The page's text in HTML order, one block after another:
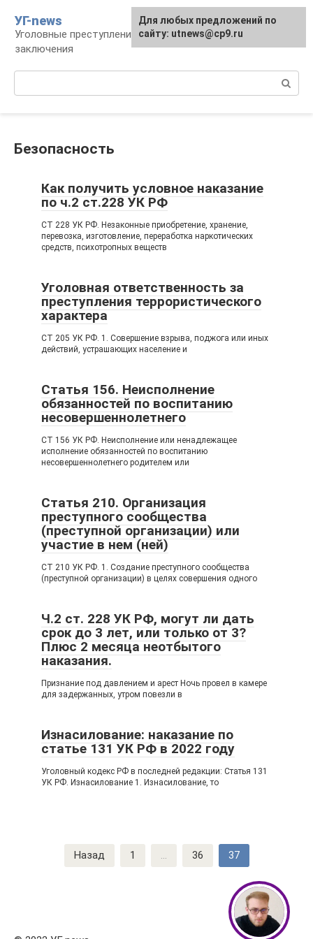
контенту
УГ-news
Уголовные преступления, наказания, места
заключения
Безопасность
Как получить условное наказание
по ч.2 ст.228 УК РФ
СТ 228 УК РФ. Незаконные приобретение, хранение,
перевозка, изготовление, переработка наркотических
средств, психотропных веществ
Уголовная ответственность за
преступления террористического
характера
СТ 205 УК РФ. 1. Совершение взрыва, поджога или иных
действий, устрашающих население и
Статья 156. Неисполнение
обязанностей по воспитанию
несовершеннолетнего
СТ 156 УК РФ. Неисполнение или ненадлежащее
исполнение обязанностей по воспитанию
несовершеннолетнего родителем или
Статья 210. Организация
преступного сообщества
(преступной организации) или
участие в нем (ней)
СТ 210 УК РФ. 1. Создание преступного сообщества
(преступной организации) в целях совершения одного
Ч.2 ст. 228 УК РФ, могут ли дать
срок до 3 лет, или только от 3?
Плюс 2 месяца неотбытого
наказания.
Признание под давлением и арест Ночь провел в камере
для задержанных, утром повезли в
Изнасилование: наказание по
статье 131 УК РФ в 2022 году
Уголовный кодекс РФ в последней редакции: Статья 131
УК РФ. Изнасилование 1. Изнасилование, то
Назад 1 ... 36 37
Для любых предложений по
сайту: utnews@cp9.ru